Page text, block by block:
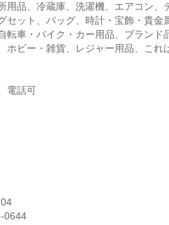
用品、冷蔵庫、洗濯機、エアコン
セット、バッグ、時計・宝飾・貴
転車・バイク・カー用品、ブラン
ホビー・雑貨、レジャー用品、これ
電話可
0644